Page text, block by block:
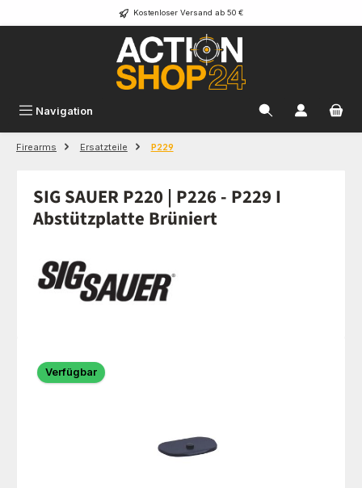
Zum Hauptinhalt springen Kostenloser Versand ab 50 €
Navigation
Firearms Ersatzteile P229
SIG SAUER P220 | P226 - P229 I
Abstützplatte Brüniert
Bildergalerie überspringen
Verfügbar